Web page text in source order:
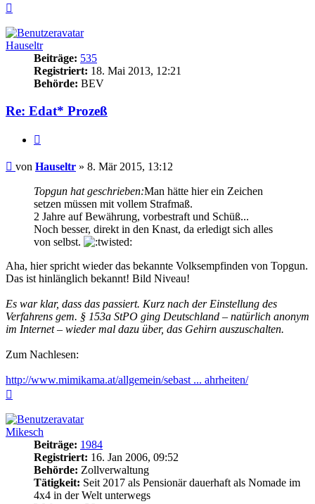
Hauseltr
Beiträge: 535
Registriert: 18. Mai 2013, 12:21
Behörde: BEV
Re: Edat* Prozeß
Beitrag
von Hauseltr » 8. Mär 2015, 13:12
Topgun hat geschrieben:Man hätte hier ein Zeichen
setzen müssen mit vollem Strafmaß.
2 Jahre auf Bewährung, vorbestraft und Schüß...
Noch besser, direkt in den Knast, da erledigt sich alles
von selbst.
Aha, hier spricht wieder das bekannte Volksempfinden von Topgun.
Das ist hinlänglich bekannt! Bild Niveau!
Es war klar, dass das passiert. Kurz nach der Einstellung des
Verfahrens gem. § 153a StPO ging Deutschland – natürlich anonym
im Internet – wieder mal dazu über, das Gehirn auszuschalten.
Zum Nachlesen:
http://www.mimikama.at/allgemein/sebast ... ahrheiten/
Mikesch
Beiträge: 1984
Registriert: 16. Jan 2006, 09:52
Behörde: Zollverwaltung
Tätigkeit: Seit 2017 als Pensionär dauerhaft als Nomade im
4x4 in der Welt unterwegs